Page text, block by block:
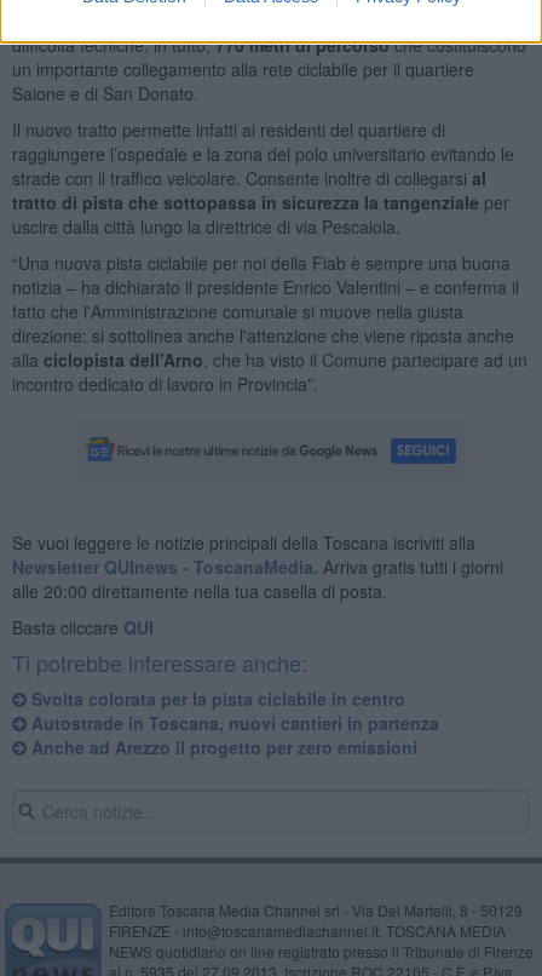
difficoltà tecniche: in tutto,770 metri di percorsoche costituiscono
un importante collegamento alla rete ciclabile per il quartiere
Saione e di San Donato.
Il nuovo tratto permette infatti ai residenti del quartiere di
raggiungere l’ospedale e la zona del polo universitario evitando le
strade con il traffico veicolare. Consente inoltre di collegarsi al
tratto di pista che sottopassa in sicurezza la tangenziale per
uscire dalla città lungo la direttrice di via Pescaiola.
“Una nuova pista ciclabile per noi della Fiab è sempre una buona
notizia – ha dichiarato il presidente Enrico Valentini – e conferma il
fatto che l'Amministrazione comunale si muove nella giusta
direzione: si sottolinea anche l'attenzione che viene riposta anche
alla ciclopista dell'Arno , che ha visto il Comune partecipare ad un
incontro dedicato di lavoro in Provincia”.
Se vuoi leggere le notizie principali della Toscana iscriviti alla
Newsletter QUInews - ToscanaMedia. Arriva gratis tutti i giorni
alle 20:00 direttamente nella tua casella di posta.
Basta cliccare QUI
Ti potrebbe interessare anche:
Svolta colorata per la pista ciclabile in centro
Autostrade in Toscana, nuovi cantieri in partenza
Anche ad Arezzo il progetto per zero emissioni
Editore Toscana Media Channel srl - Via Dei Martelli, 8 - 50129
FIRENZE - info@toscanamediachannel.it. TOSCANA MEDIA
NEWS quotidiano on line registrato presso il Tribunale di Firenze
al n. 5935 del 27.09.2013. Iscrizione ROC 22105 - C.F. e P.Iva